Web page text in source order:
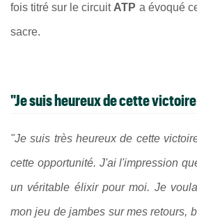
fois titré sur le circuit ATP a évoqué
sacre.
"Je suis heureux de cette
"Je suis très heureux de cette
cette opportunité. J'ai l'impression
un véritable élixir pour moi. Je
mon jeu de jambes sur mes retours,